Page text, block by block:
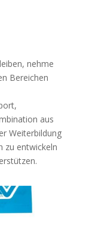
nehme
Bereichen
aus
Weiterbildung
zu entwickeln